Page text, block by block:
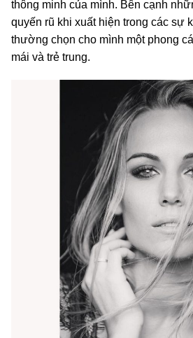
thông minh của mình. Bên cạnh
quyến rũ khi xuất hiện trong các sự
thường chọn cho mình một phong
mái và trẻ trung.